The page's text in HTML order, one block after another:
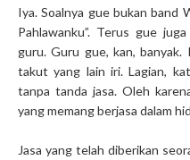
Iya. Soalnya gue bukan band
Pahlawanku”. Terus gue
guru. Guru gue, kan,
takut yang lain iri. Lagian,
tanpa tanda jasa. Oleh
yang memang berjasa dalam
Jasa yang telah diberikan